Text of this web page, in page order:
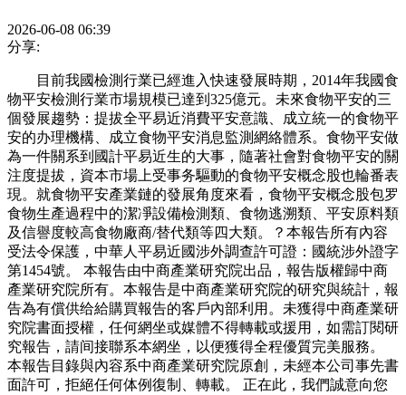
2026-06-08 06:39
分享:
目前我國檢測行業已經進入快速發展時期，2014年我國食
物平安檢測行業市場規模已達到325億元。未來食物平安的三
個發展趨勢：提拔全平易近消費平安意識、成立統一的食物平
安的办理機構、成立食物平安消息監測網絡體系。食物平安做
為一件關系到國計平易近生的大事，隨著社會對食物平安的關
注度提拔，資本市場上受事务驅動的食物平安概念股也輪番表
現。就食物平安產業鏈的發展角度來看，食物平安概念股包罗
食物生產過程中的潔凈設備檢測類、食物逃溯類、平安原料類
及信譽度較高食物廠商/替代類等四大類。？本報告所有內容
受法令保護，中華人平易近國涉外調查許可證：國統涉外證字
第1454號。 本報告由中商產業研究院出品，報告版權歸中商
產業研究院所有。本報告是中商產業研究院的研究與統計，報
告為有償供给給購買報告的客戶內部利用。未獲得中商產業研
究院書面授權，任何網坐或媒體不得轉載或援用，如需訂閱研
究報告，請间接聯系本網坐，以便獲得全程優質完美服務。
本報告目錄與內容系中商產業研究院原創，未經本公司事先書
面許可，拒絕任何体例復制、轉載。 正在此，我們誠意向您